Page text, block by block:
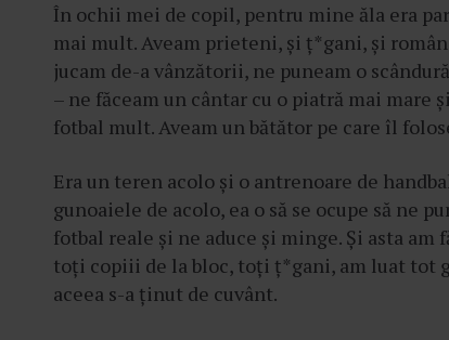
În ochii mei de copil, pentru mine ăla era
mai mult. Aveam prieteni, și ț*gani, și
jucam de-a vânzătorii, ne puneam o
– ne făceam un cântar cu o piatră mai mare
fotbal mult. Aveam un bătător pe care îl
Era un teren acolo și o antrenoare de
gunoaiele de acolo, ea o să se ocupe să ne
fotbal reale și ne aduce și minge. Și asta am
toți copiii de la bloc, toți ț*gani, am luat tot
aceea s-a ținut de cuvânt.